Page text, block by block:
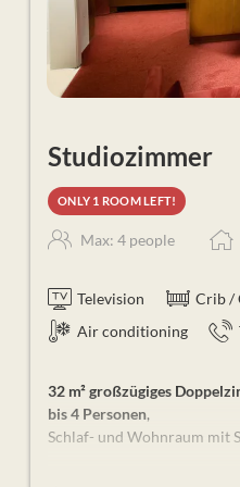
Sport-Aktiv-Programm &
Therme
WLAN und Sky-TV in
Studiozimmer
ONLY 1 ROOM LEFT!
Max: 4 people
Television Crib /
Air conditioning
32 m² großzügiges
bis 4 Personen,
Schlaf- und Wohnraum mit